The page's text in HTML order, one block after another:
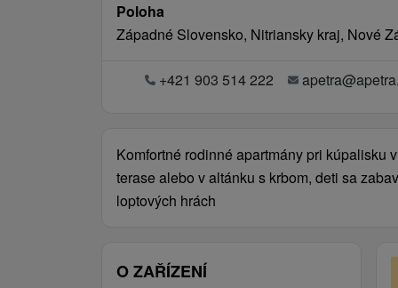
Poloha
Západné Slovensko, Nitriansky kraj, Nové
+421 903 514 222
Komfortné rodinné apartmány pri kúpalisku
terase alebo v altánku s krbom, deti sa
loptových hrách
O ZAŘÍZENÍ